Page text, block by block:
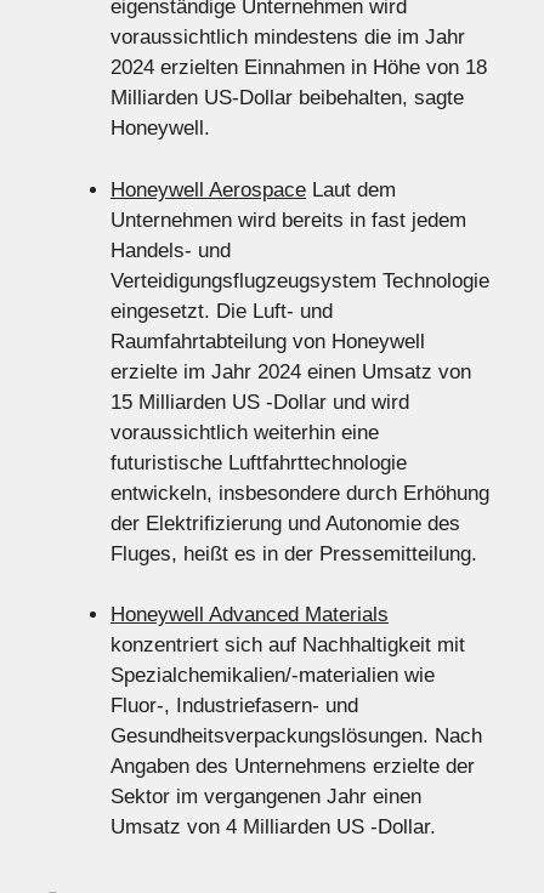
eigenständige Unternehmen wird
voraussichtlich mindestens die im Jahr
2024 erzielten Einnahmen in Höhe von 18
Milliarden US-Dollar beibehalten, sagte
Honeywell.
Honeywell Aerospace Laut dem
Unternehmen wird bereits in fast jedem
Handels- und
Verteidigungsflugzeugsystem Technologie
eingesetzt. Die Luft- und
Raumfahrtabteilung von Honeywell
erzielte im Jahr 2024 einen Umsatz von
15 Milliarden US -Dollar und wird
voraussichtlich weiterhin eine
futuristische Luftfahrttechnologie
entwickeln, insbesondere durch Erhöhung
der Elektrifizierung und Autonomie des
Fluges, heißt es in der Pressemitteilung.
Honeywell Advanced Materials
konzentriert sich auf Nachhaltigkeit mit
Spezialchemikalien/-materialien wie
Fluor-, Industriefasern- und
Gesundheitsverpackungslösungen. Nach
Angaben des Unternehmens erzielte der
Sektor im vergangenen Jahr einen
Umsatz von 4 Milliarden US -Dollar.